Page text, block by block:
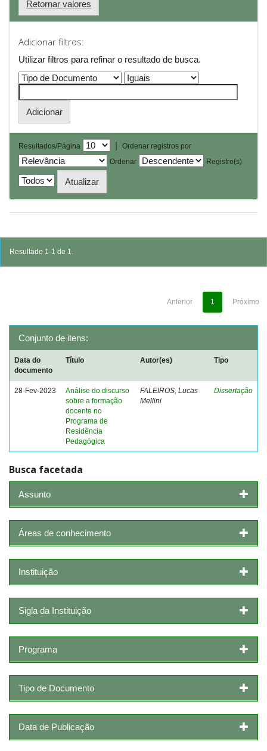
Retornar valores
Adicionar filtros:
Utilizar filtros para refinar o resultado de busca.
Resultados/Página |
Ordenar registros por
Ordenar
Registro(s)
Resultado 1-1 de 1.
Anterior 1 Próximo
Conjunto de itens:
Data do
documento
Título Autor(es) Tipo
28-Fev-2023
Análise do discurso
sobre a formação
docente no
Programa de
Residência
Pedagógica
FALEIROS, Lucas
Mellini
Dissertação
Busca facetada
Assunto
Áreas de conhecimento
Instituição
Sigla da Instituição
Programa
Tipo de Documento
Data de Publicação